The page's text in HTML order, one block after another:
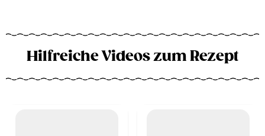
Hilfreiche Videos zum Rezept